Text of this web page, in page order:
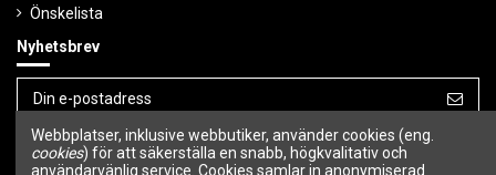
Önskelista
Nyhetsbrev
Du kan avbryta prenumerationen när som
helst.
Webbplatser, inklusive webbutiker, använder cookies (eng.
cookies) för att säkerställa en snabb, högkvalitativ och
användarvänlig service. Cookies samlar in anonymiserad